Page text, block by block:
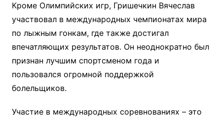
Кроме Олимпийских игр, Гришечкин Вячеслав
участвовал в международных чемпионатах мира
по лыжным гонкам, где также достигал
впечатляющих результатов. Он неоднократно был
признан лучшим спортсменом года и
пользовался огромной поддержкой
болельщиков.
Участие в международных соревнованиях – это